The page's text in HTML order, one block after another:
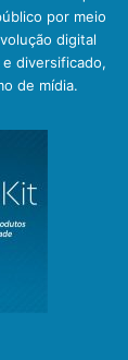
por meio
digital
diversificado,
de mídia.